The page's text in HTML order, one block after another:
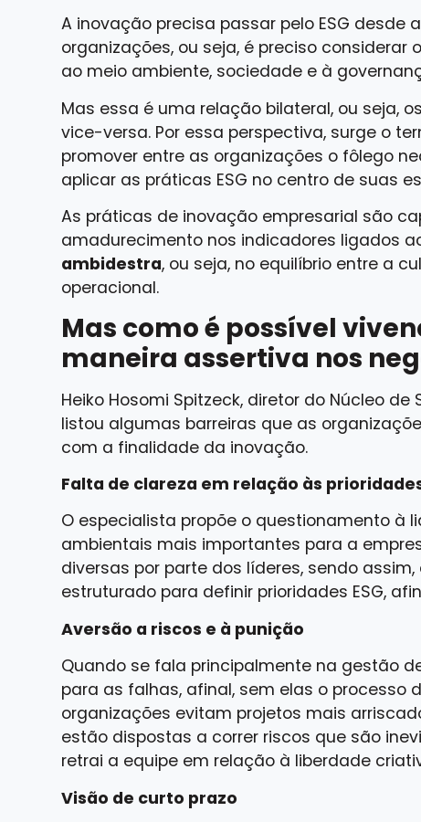
A inovação precisa passar pelo ESG
organizações, ou seja, é preciso
ao meio ambiente, sociedade e à
Mas essa é uma relação bilateral, ou seja,
vice-versa. Por essa perspectiva, surge o
promover entre as organizações o fôlego
aplicar as práticas ESG no centro de suas
As práticas de inovação empresarial são
amadurecimento nos indicadores ligados
ambidestra, ou seja, no equilíbrio entre a
operacional.
Mas como é possível
maneira assertiva nos
Heiko Hosomi Spitzeck, diretor do Núcleo
listou algumas barreiras que as
com a finalidade da inovação.
Falta de clareza em relação às
O especialista propõe o questionamento à
ambientais mais importantes para a
diversas por parte dos líderes, sendo
estruturado para definir prioridades ESG,
Aversão a riscos e à punição
Quando se fala principalmente na gestão
para as falhas, afinal, sem elas o processo
organizações evitam projetos mais
estão dispostas a correr riscos que são
retrai a equipe em relação à liberdade
Visão de curto prazo